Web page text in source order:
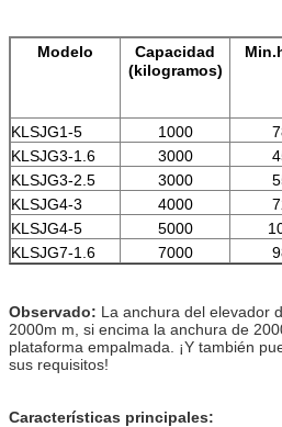
Modelo
Capacidad
(kilogramos)
KLSJG1-5
1000
KLSJG3-1.6
3000
KLSJG3-2.5
3000
KLSJG4-3
4000
KLSJG4-5
5000
KLSJG7-1.6
7000
Observado: La anchura del elevador
2000m m, si encima la anchura de
plataforma empalmada. ¡Y también
sus requisitos!
Características principales: